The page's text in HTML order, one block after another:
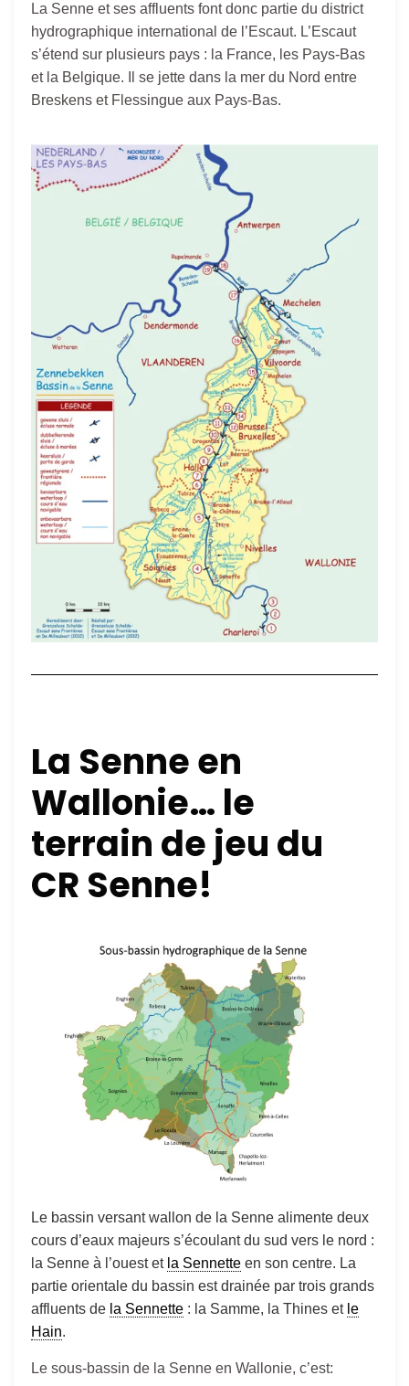
La Senne et ses affluents font donc partie du district
hydrographique international de l’Escaut. L’Escaut
s’étend sur plusieurs pays : la France, les Pays-Bas
et la Belgique. Il se jette dans la mer du Nord entre
Breskens et Flessingue aux Pays-Bas.
La Senne en
Wallonie… le
terrain de jeu du
CR Senne!
Le bassin versant wallon de la Senne alimente deux
cours d’eaux majeurs s’écoulant du sud vers le nord :
la Senne à l’ouest et la Sennetteen son centre. La
partie orientale du bassin est drainée par trois grands
affluents de la Sennette: la Samme, la Thines et le
Hain.
Le sous-bassin de la Senne en Wallonie, c’est: